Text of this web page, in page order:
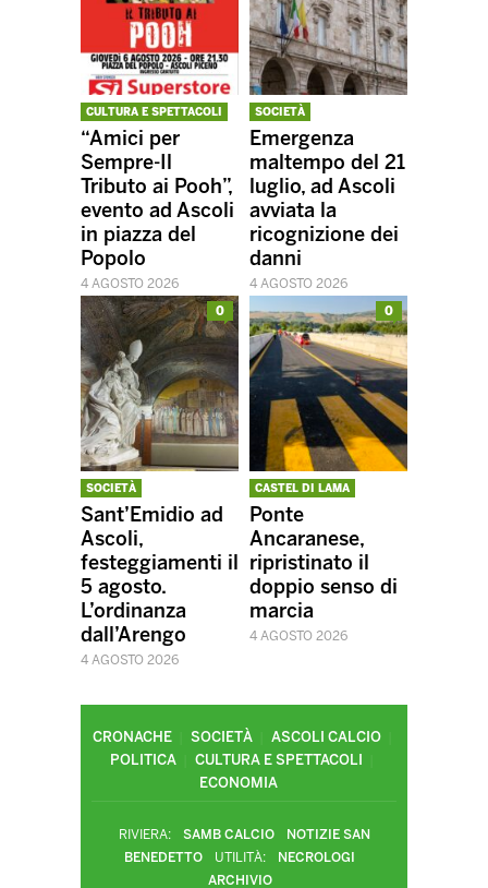
CULTURA E SPETTACOLI
“Amici per
Sempre-Il
Tributo ai Pooh”,
evento ad Ascoli
in piazza del
Popolo
4 AGOSTO 2026
SOCIETÀ
Emergenza
maltempo del 21
luglio, ad Ascoli
avviata la
ricognizione dei
danni
4 AGOSTO 2026
SOCIETÀ
Sant’Emidio ad
Ascoli,
festeggiamenti il
5 agosto.
L’ordinanza
dall’Arengo
4 AGOSTO 2026
0
CASTEL DI LAMA
Ponte
Ancaranese,
ripristinato il
doppio senso di
marcia
4 AGOSTO 2026
0
CRONACHE SOCIETÀ
ASCOLI CALCIO
POLITICA
CULTURA E SPETTACOLI
ECONOMIA
RIVIERA: SAMB CALCIO
NOTIZIE SAN
BENEDETTO
UTILITÀ:
NECROLOGI
ARCHIVIO